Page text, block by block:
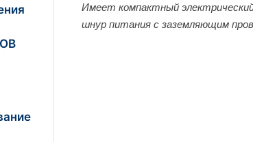
Имеет компактный
шнур питания с заземляющим